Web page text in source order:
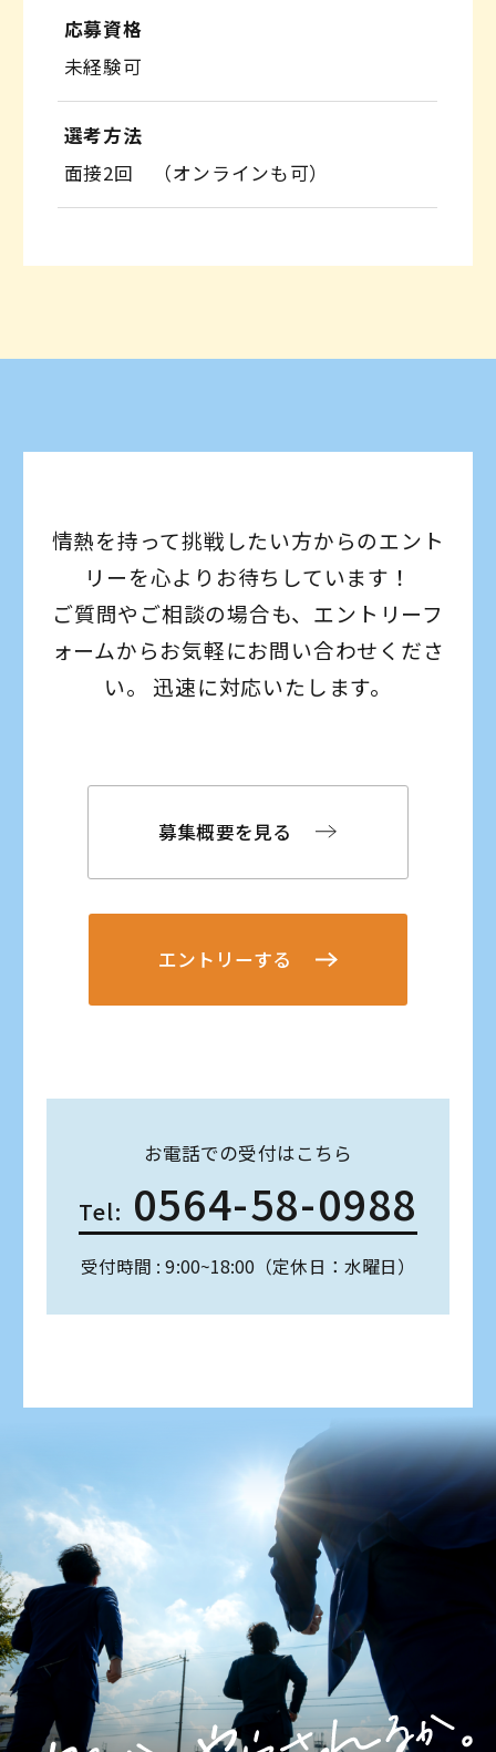
応募資格
未経験可
選考方法
面接2回 （オンラインも可）
情熱を持って挑戦したい方からのエント
リーを心よりお待ちしています！
ご質問やご相談の場合も、エントリーフ
ォームからお気軽にお問い合わせくださ
い。 迅速に対応いたします。
募集概要を見る
エントリーする
お電話での受付はこちら
Tel: 0564-58-0988
受付時間 : 9:00~18:00（定休日：水曜日）